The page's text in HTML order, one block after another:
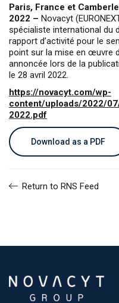
Paris, France et
2022 – Novacyt
spécialiste international du
rapport d’activité pour le
point sur la mise en œuvre
annoncée lors de la
le 28 avril 2022.
https://novacyt.com/wp-
content/uploads/2022/
2022.pdf
Download as a PDF
Return to RNS Feed